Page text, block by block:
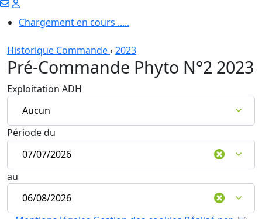
Chargement en cours .....
Historique Commande›2023
Pré-Commande Phyto N°2 2023
Exploitation ADH
Période du
au